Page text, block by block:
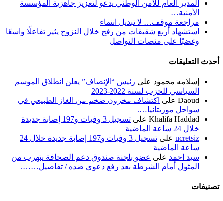
المدير العام للأمن الوطني يدعو لتعزيز جاهزية المؤسسة
الأمنية…
مراجعة موقف… لا تبديل انتماء
استشهاد أربع شقيقات من رفح خلال النزوح يثير تفاعلًا واسعًا
وغضبًا على منصات التواصل
أحدث التعليقات
إسلامه محمود على رئيس “الإنصاف” يعلن انطلاق الموسم
السياسي للحزب لسنة 2022-2023
Daoud على اكتشاف مخزون ضخم من الغاز الطبيعي في
سواحل موريتانيا….
Khalifa Haddad على
تسجيل 3 وفيات و197 إصابة جديدة
خلال 24 ساعة الماضية
ucretsiz على
تسجيل 3 وفيات و197 إصابة جديدة خلال 24
ساعة الماضية
سيد احمد على عضو بلجنة صندوق دعم الصحافة يتهرب من
المثول أمام الشرطة بعد رفع دعوى ضده / تفاصيل…….
تصنيفات